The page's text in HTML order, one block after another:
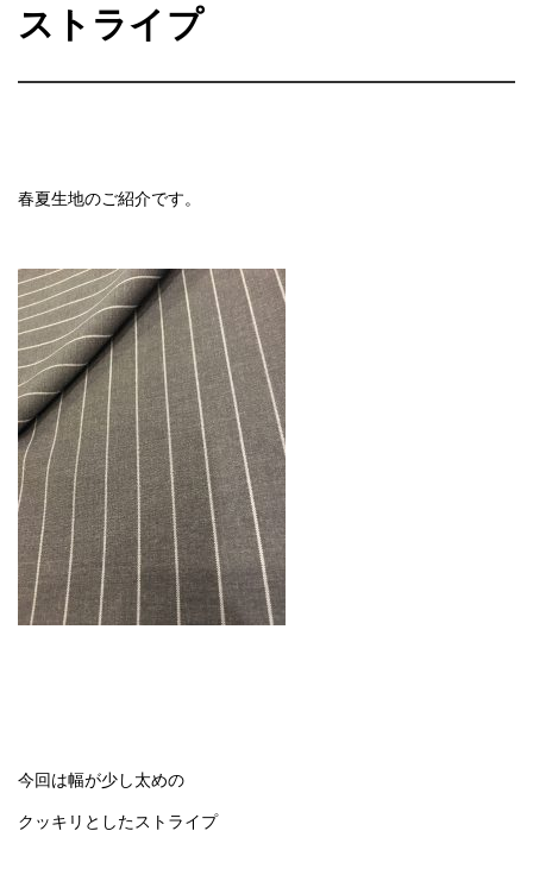
ストライプ
春夏生地のご紹介です。
今回は幅が少し太めの
クッキリとしたストライプ